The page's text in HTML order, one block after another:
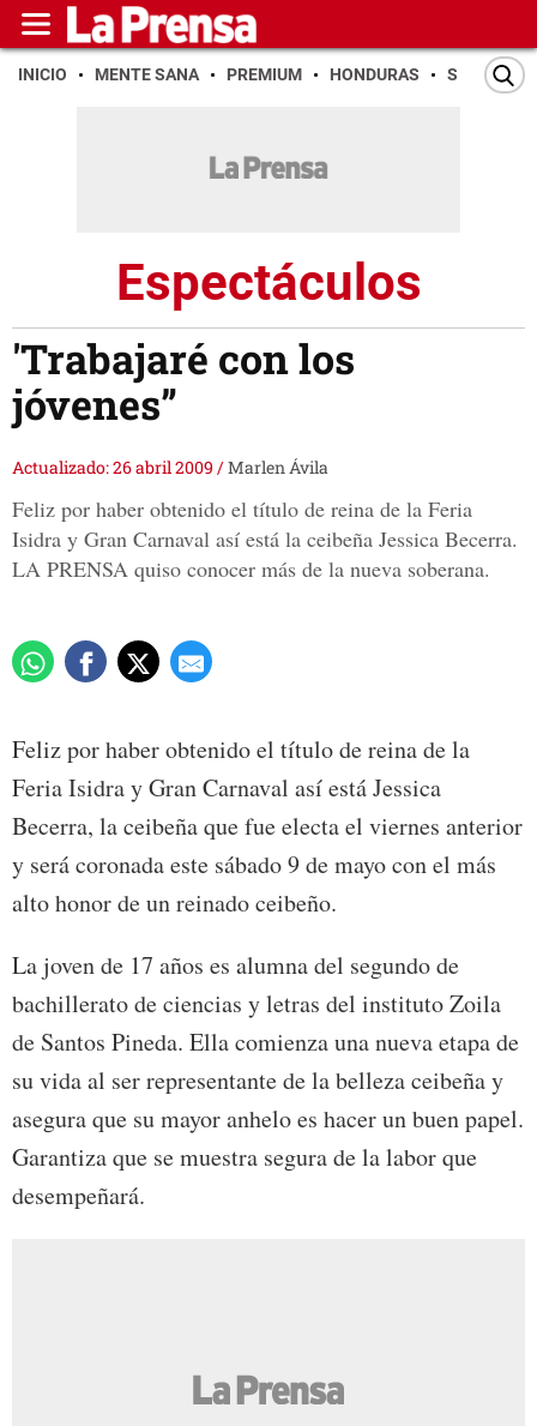
INICIO MENTE SANA PREMIUM HONDURAS SAN PEDRO
Espectáculos
'Trabajaré con los
jóvenes”
Actualizado: 26 abril 2009 /Marlen Ávila
Feliz por haber obtenido el título de reina de la Feria
Isidra y Gran Carnaval así está la ceibeña Jessica Becerra.
LA PRENSA quiso conocer más de la nueva soberana.
Feliz por haber obtenido el título de reina de la
Feria Isidra y Gran Carnaval así está Jessica
Becerra, la ceibeña que fue electa el viernes anterior
y será coronada este sábado 9 de mayo con el más
alto honor de un reinado ceibeño.
La joven de 17 años es alumna del segundo de
bachillerato de ciencias y letras del instituto Zoila
de Santos Pineda. Ella comienza una nueva etapa de
su vida al ser representante de la belleza ceibeña y
asegura que su mayor anhelo es hacer un buen papel.
Garantiza que se muestra segura de la labor que
desempeñará.